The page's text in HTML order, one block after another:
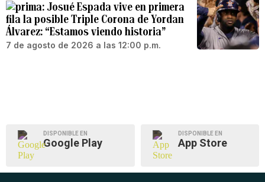
Josué Espada vive en primera
fila la posible Triple Corona de Yordan
Álvarez: “Estamos viendo historia”
7 de agosto de 2026 a las 12:00 p.m.
DISPONIBLE EN
Google Play
DISPONIBLE EN
App Store